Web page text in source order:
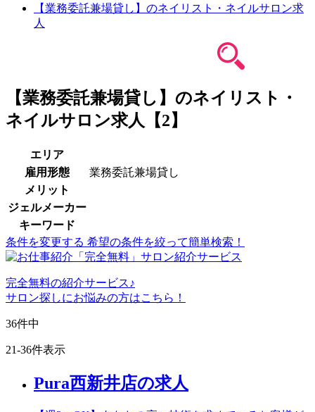
【業務委託兼場貸し】のネイリスト・ネイルサロン求
人
【業務委託兼場貸し】のネイリスト・
ネイルサロン求人【2】
エリア
雇用形態
業務委託兼場貸し
メリット
ジェルメーカー
キーワード
条件を変更する 希望の条件を絞って簡単検索！
完全無料の紹介サービス♪
サロン探しにお悩みの方はこちら！
36件中
21-36件表示
Pura西新井店の求人